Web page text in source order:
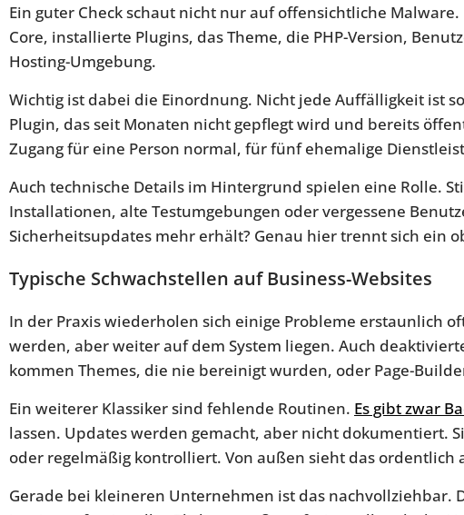
Ein guter Check schaut nicht nur auf offensichtliche
Core, installierte Plugins, das Theme, die PHP-Version,
Hosting-Umgebung.
Wichtig ist dabei die Einordnung. Nicht jede Auffälligkeit ist
Plugin, das seit Monaten nicht gepflegt wird und bereits
Zugang für eine Person normal, für fünf ehemalige
Auch technische Details im Hintergrund spielen eine Rolle.
Installationen, alte Testumgebungen oder vergessene
Sicherheitsupdates mehr erhält? Genau hier trennt sich ein
Typische Schwachstellen auf Business-Websites
In der Praxis wiederholen sich einige Probleme erstaunlich
werden, aber weiter auf dem System liegen. Auch
kommen Themes, die nie bereinigt wurden, oder Page-
Ein weiterer Klassiker sind fehlende Routinen. Es gibt zwar
lassen. Updates werden gemacht, aber nicht dokumentiert.
oder regelmäßig kontrolliert. Von außen sieht das ordentlich
Gerade bei kleineren Unternehmen ist das nachvollziehbar.